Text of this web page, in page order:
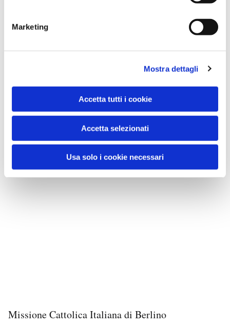
Marketing
Mostra dettagli
Accetta tutti i cookie
Accetta selezionati
Usa solo i cookie necessari
Missione Cattolica Italiana di Berlino